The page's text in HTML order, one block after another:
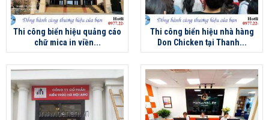
Thi công biển hiệu quảng cáo
chữ mica in viền...
Thi công biển hiệu nhà hàng
Don Chicken tại Thanh...